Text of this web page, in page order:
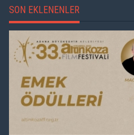
SON EKLENENLER